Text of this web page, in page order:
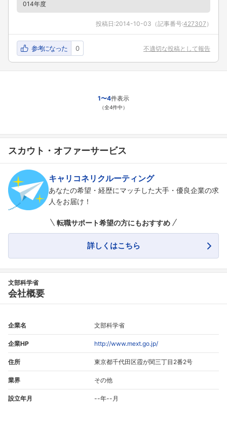
こちらの企業もフォローしませんか？
014年度
投稿日:2014-10-03 （記事番号:427307 ）
参考になった 0 不適切な投稿として報告
1〜4件表示
（全4件中）
スカウト・オファーサービス
キャリコネリクルーティング
あなたの希望・経歴にマッチした大手・優良企業の求
人をお届け！
転職サポート希望の方にもおすすめ
詳しくはこちら
文部科学省
会社概要
企業名 文部科学省
企業HP http://www.mext.go.jp/
住所 東京都千代田区霞が関三丁目2番2号
業界 その他
設立年月 --年--月